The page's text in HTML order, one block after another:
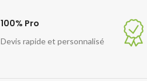
100% Pro
Devis rapide et personnalisé